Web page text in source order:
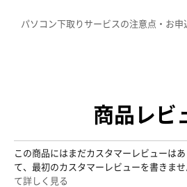
パソコン下取りサービスの注意点・お申
商品レビ
この商品にはまだカスタマーレビューは
て、最初のカスタマーレビューを書きませ
て詳しく見る